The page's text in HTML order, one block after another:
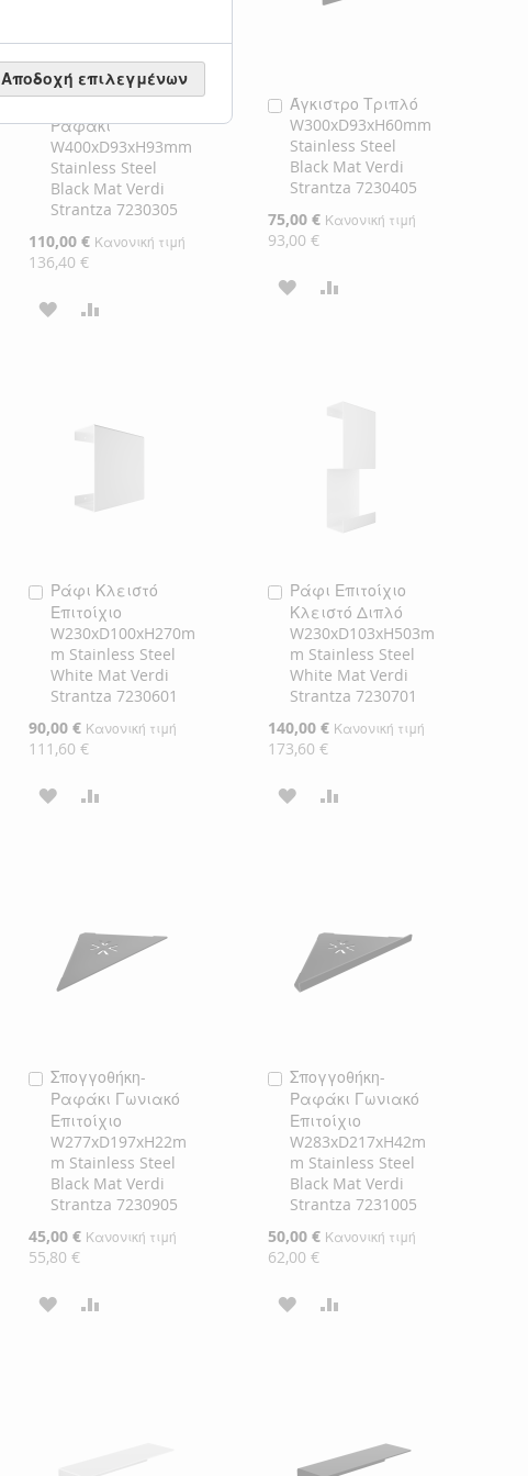
Άγκιστρο Διπλό με
Ραφάκι
W400xD93xH93mm
Stainless Steel
Black Mat Verdi
Strantza 7230305
Ειδική
Τιμή
110,00 € Κανονική τιμή
136,40 €
στο
Καλάθι
ΠΡΟΣΘΉΚΗ
ΕΠΙΘΥΜΙΏΝ
Άγκιστρο Τριπλό
W300xD93xH60mm
Stainless Steel
Black Mat Verdi
Strantza 7230405
Ειδική
Τιμή
75,00 € Κανονική τιμή
93,00 €
Προσθήκη
στο
Καλάθι
ΠΡΟΣΘΉΚΗ
Ράφι Κλειστό
Επιτοίχιο
W230xD100xH270m
m Stainless Steel
White Mat Verdi
Strantza 7230601
Ειδική
Τιμή
90,00 € Κανονική τιμή
111,60 €
Προσθήκη
στο
Καλάθι
ΠΡΟΣΘΉΚΗ
Ράφι Επιτοίχιο
Κλειστό Διπλό
W230xD103xH503m
m Stainless Steel
White Mat Verdi
Strantza 7230701
Ειδική
Τιμή
140,00 € Κανονική τιμή
173,60 €
Προσθήκη
στο
Καλάθι
ΠΡΟΣΘΉΚΗ
Σπογγοθήκη-
Ραφάκι Γωνιακό
Επιτοίχιο
W277xD197xH22m
m Stainless Steel
Black Mat Verdi
Strantza 7230905
Ειδική
Τιμή
45,00 € Κανονική τιμή
55,80 €
Προσθήκη
στο
Καλάθι
ΠΡΟΣΘΉΚΗ
Σπογγοθήκη-
Ραφάκι Γωνιακό
Επιτοίχιο
W283xD217xH42m
m Stainless Steel
Black Mat Verdi
Strantza 7231005
Ειδική
Τιμή
50,00 € Κανονική τιμή
62,00 €
Προσθήκη
στο
Καλάθι
ΠΡΟΣΘΉΚΗ
Αποδοχή επιλεγμένων